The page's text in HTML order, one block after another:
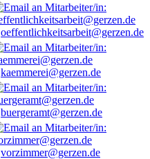
oeffentlichkeitsarbeit@gerzen.de
kaemmerei@gerzen.de
buergeramt@gerzen.de
vorzimmer@gerzen.de